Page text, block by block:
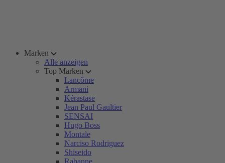
Marken
Alle anzeigen
Top Marken
Lancôme
Armani
Kérastase
Jean Paul Gaultier
SENSAI
Hugo Boss
Montale
Narciso Rodriguez
Shiseido
Rabanne